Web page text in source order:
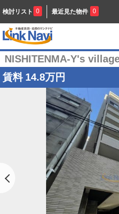
検討リスト 0 最近見た物件 0
NISHITENMA-Y's
賃料 14.8万円